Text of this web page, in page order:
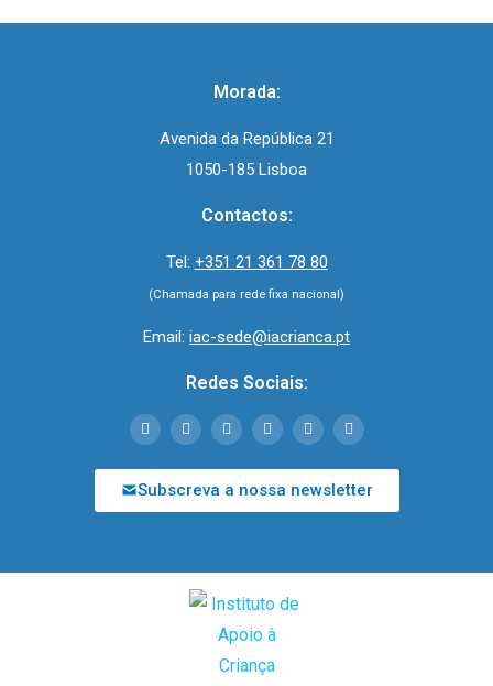
Morada:
Avenida da República 21
1050-185 Lisboa
Contactos:
Tel: +351 21 361 78 80
(Chamada para rede fixa nacional)
Email: iac-sede@iacrianca.pt
Redes Sociais:
Subscreva a nossa newsletter